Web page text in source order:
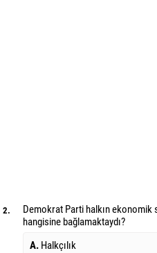
2.
Demokrat Parti halkın ekonomik
hangisine bağlamaktaydı?
A. Halkçılık